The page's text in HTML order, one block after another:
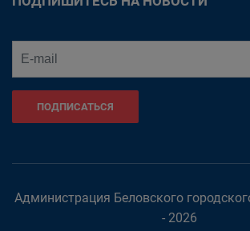
ПОДПИСАТЬСЯ
Администрация Беловского
- 2026